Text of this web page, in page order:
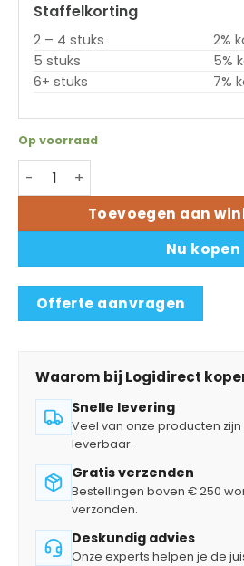
Staffelkorting
2 – 4 stuks
2%
5 stuks
5%
6+ stuks
7%
Op voorraad
Toshiba printkop
Toevoegen aan
Nu kopen
Offerte aanvragen
Waarom bij Logidirect
Snelle levering
Veel van onze producten
leverbaar.
Gratis verzenden
Bestellingen boven € 250
verzonden.
Deskundig advies
Onze experts helpen je de